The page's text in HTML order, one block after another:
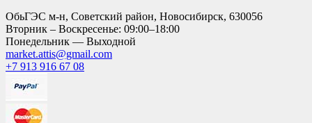
ОбьГЭС м-н, Советский район, Новосибирск, 630056
Вторник – Воскресенье: 09:00–18:00
Понедельник — Выходной
market.attis@gmail.com
+7 913 916 67 08